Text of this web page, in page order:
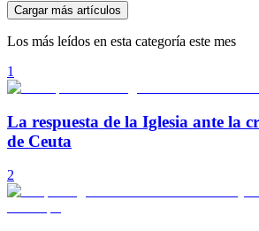
Cargar más artículos
Los más leídos en esta categoría este mes
1
La respuesta de la Iglesia ante la
de Ceuta
2